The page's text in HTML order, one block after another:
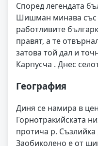
Според легендата
Шишман минава със
работливите
правят, а те
затова той дал и
Карпусча . Днес
География
Диня се намира в
Горнотракийската
протича р.
Заобиколено е от